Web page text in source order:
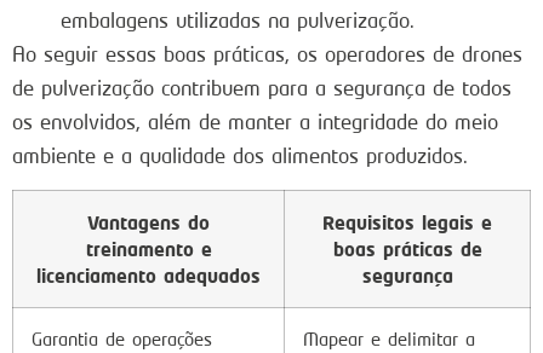
embalagens utilizadas na pulverização.
Ao seguir essas boas práticas, os operadores de drones
de pulverização contribuem para a segurança de todos
os envolvidos, além de manter a integridade do meio
ambiente e a qualidade dos alimentos produzidos.
Vantagens do
treinamento e
licenciamento adequados
Requisitos legais e
boas práticas de
segurança
Garantia de operações
Mapear e delimitar a